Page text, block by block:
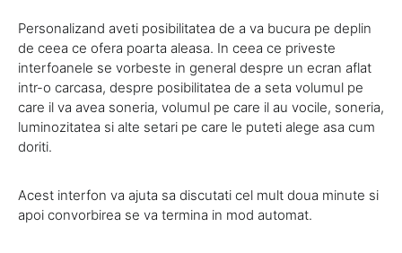
Personalizand aveti posibilitatea de a va bucura pe deplin
de ceea ce ofera poarta aleasa. In ceea ce priveste
interfoanele se vorbeste in general despre un ecran aflat
intr-o carcasa, despre posibilitatea de a seta volumul pe
care il va avea soneria, volumul pe care il au vocile, soneria,
luminozitatea si alte setari pe care le puteti alege asa cum
doriti.
Acest interfon va ajuta sa discutati cel mult doua minute si
apoi convorbirea se va termina in mod automat.